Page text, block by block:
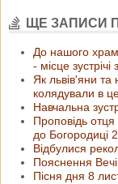
ЩЕ ЗАПИСИ
До нашого
- місце
Як львів'яни та
колядували в
Навчальна
Проповідь
до Богородиці
Відбулися
Пояснення
Пісня дня 8